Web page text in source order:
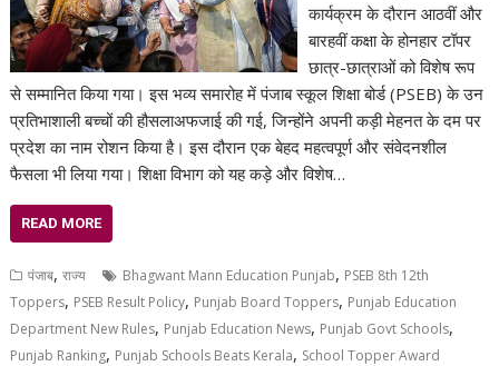
कार्यक्रम के दौरान आठवीं और
बारहवीं कक्षा के होनहार टॉपर
छात्र-छात्राओं को विशेष रूप
से सम्मानित किया गया। इस भव्य समारोह में पंजाब स्कूल शिक्षा बोर्ड (PSEB) के उन
प्रतिभाशाली बच्चों की हौसलाअफजाई की गई, जिन्होंने अपनी कड़ी मेहनत के दम पर
प्रदेश का नाम रोशन किया है। इस दौरान एक बेहद महत्वपूर्ण और संवेदनशील
फैसला भी लिया गया। शिक्षा विभाग को यह कड़े और विशेष…
READ MORE
पंजाब,राज्य Bhagwant Mann Education Punjab, PSEB 8th 12th
Toppers, PSEB Result Policy, Punjab Board Toppers, Punjab Education
Department New Rules, Punjab Education News, Punjab Govt Schools,
Punjab Ranking, Punjab Schools Beats Kerala, School Topper Award